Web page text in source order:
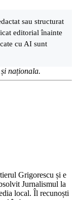
sau structurat
editorial înainte
cu AI sunt
naționala.
Grigorescu și e
Jurnalismul la
local. Îl recunoști